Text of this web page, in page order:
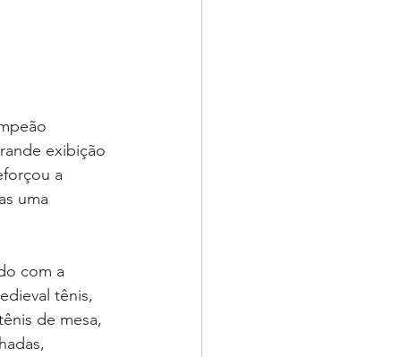
exibição
a
uma
com a
tênis,
de mesa,